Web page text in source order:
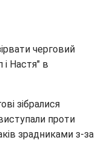
черговий
і Настя" в
зібралися
проти
зрадниками з-за